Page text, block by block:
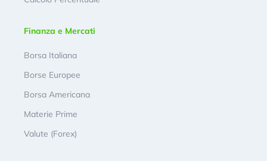
Finanza e Mercati
Borsa Italiana
Borse Europee
Borsa Americana
Materie Prime
Valute (Forex)